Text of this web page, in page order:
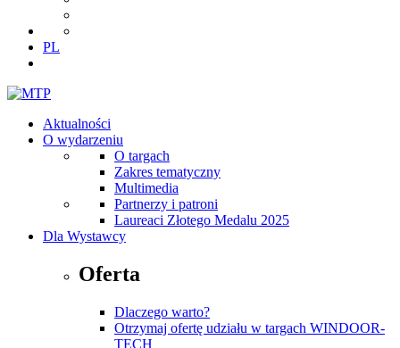
PL
Aktualności
O wydarzeniu
O targach
Zakres tematyczny
Multimedia
Partnerzy i patroni
Laureaci Złotego Medalu 2025
Dla Wystawcy
Oferta
Dlaczego warto?
Otrzymaj ofertę udziału w targach WINDOOR-
TECH